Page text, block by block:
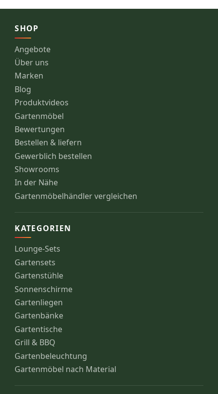
SHOP
Angebote
Über uns
Marken
Blog
Produktvideos
Gartenmöbel
Bewertungen
Bestellen & liefern
Gewerblich bestellen
Showrooms
In der Nähe
Gartenmöbelhändler vergleichen
KATEGORIEN
Lounge-Sets
Gartensets
Gartenstühle
Sonnenschirme
Gartenliegen
Gartenbänke
Gartentische
Grill & BBQ
Gartenbeleuchtung
Gartenmöbel nach Material